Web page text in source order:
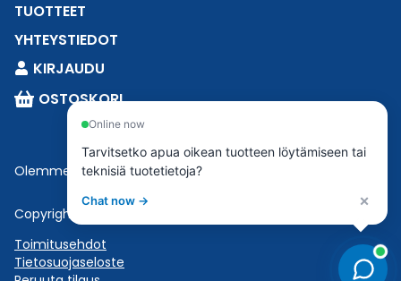
TUOTTEET
YHTEYSTIEDOT
KIRJAUDU
OSTOSKORI
Olemme osaEsbeconia.
Copyright © 2023 Esbecon | All Rights Reserved
Toimitusehdot
Tietosuojaseloste
Online now
Tarvitsetko apua oikean tuotteen löytämiseen tai
teknisiä tuotetietoja?
Chat now → ×